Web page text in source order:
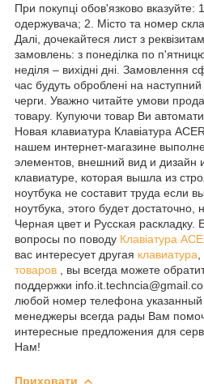
При покупці обов'язково вказуйте:
одержувача; 2. Місто та номер
Далі, дочекайтеся лист з
замовлень: з понеділка по
неділя – вихідні дні. Замовлення
час будуть оброблені на
черги. Уважно читайте умови
товару. Купуючи товар Ви
Новая клавиатура Клавіатура
нашем интернет-магазине
элементов, внешний вид и дизайн
клавиатуре, которая вышла из
ноутбука не составит труда если
ноутбука, этого будет
Черная цвет и Русская раскладку.
вопросы по поводу Клавіатура
вас интересует другая клавиатура
товаров , вы всегда можете
поддержки
любой номер телефона
менеджеры всегда рады Вам
интересные предложения для
Нам!
Приховати